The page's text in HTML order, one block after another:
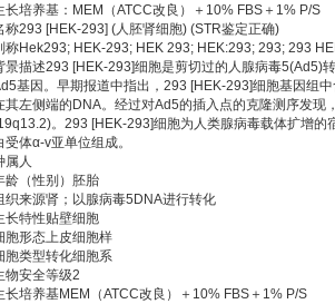
长培养基：MEM（ATCC改良）＋10% FBS＋1% P/S
称293 [HEK-293] (人胚肾细胞) (STR鉴定正确)
称Hek293; HEK-293; HEK 293; HEK:293; 293; 293
景描述293 [HEK-293]细胞是剪切过的人腺病毒5(Ad5)
基因。早期报道中指出，293 [HEK-293]细胞基因组
其左侧端的DNA。经过对Ad5的插入点的克隆测序发
。293 [HEK-293]细胞为人类腺病毒载体扩增
受体α-v亚单位组成。
属人
龄（性别）胚胎
织来源肾；以腺病毒5DNA进行转化
长特性贴壁细胞
胞形态上皮细胞样
胞类型转化细胞系
物安全等级2
长培养基MEM（ATCC改良）＋10% FBS＋1% P/S